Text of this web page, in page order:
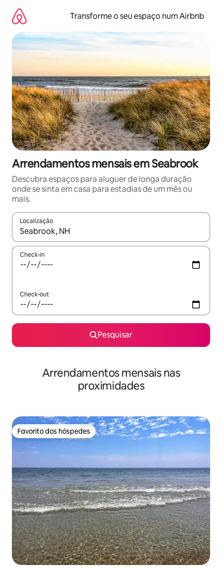
para
conteúdo
Transforme o seu espaço num Airbnb
Arrendamentos mensais em Seabrook
Descubra espaços para aluguer de longa duração
onde se sinta em casa para estadias de um mês ou
mais.
Localização
Quando os resultados estiverem disponíveis, navegue com
Check-in
Check-out
Pesquisar
Arrendamentos mensais nas
proximidades
Favorito dos hóspedes
Favorito dos hóspedes